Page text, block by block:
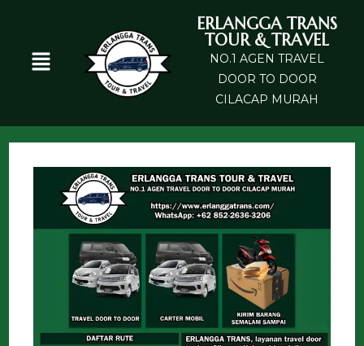
ERLANGGA TRANS
TOUR & TRAVEL
NO.1 AGEN TRAVEL
DOOR TO DOOR
CILACAP MURAH